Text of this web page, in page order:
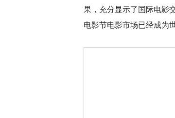
果，充分显示了国际电影
电影节电影市场已经成为